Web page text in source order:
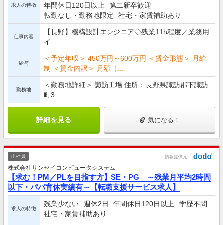
求人の特徴
年間休日120日以上
第二新卒歓迎
転勤なし・勤務地限定
社宅・家賃補助あり
仕事内容
【長野】機構設計エンジニア◇残業11h程度／業務用
イ...
給与
＜予定年収＞ 450万円～600万円 ＜賃金形態＞ 月給
制 ＜賃金内訳＞ 月額（...
勤務地
＜勤務地詳細＞ 諏訪工場 住所：長野県諏訪郡下諏訪
町3...
詳細を見る 気になる！
正社員 情報提供元
株式会社サンセイコンピュータシステム
【求む！PM／PLを目指す方】SE・PG ～残業月平均2時間
以下・パパ育休実績有～【転職支援サービス求人】
求人の特徴
残業少ない 週休2日 年間休日120日以上
学歴不問
社宅・家賃補助あり